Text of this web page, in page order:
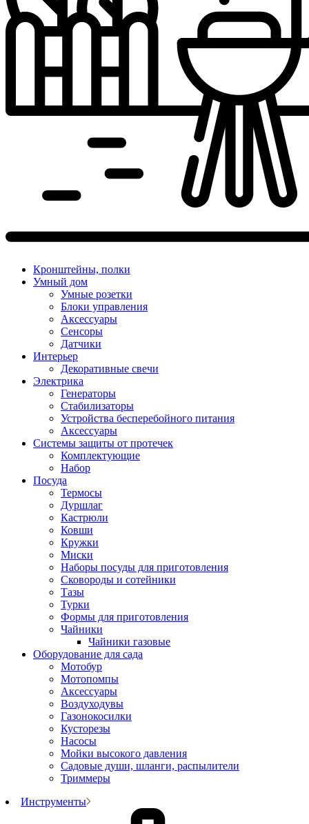
Кронштейны, полки
Умный дом
Умные розетки
Блоки управления
Аксессуары
Сенсоры
Датчики
Интерьер
Декоративные свечи
Электрика
Генераторы
Стабилизаторы
Устройства бесперебойного питания
Аксессуары
Системы защиты от протечек
Комплектующие
Набор
Посуда
Термосы
Дуршлаг
Кастрюли
Ковши
Кружки
Миски
Наборы посуды для приготовления
Сковороды и сотейники
Тазы
Турки
Формы для приготовления
Чайники
Чайники газовые
Оборудование для сада
Мотобур
Мотопомпы
Аксессуары
Воздуходувы
Газонокосилки
Кусторезы
Насосы
Мойки высокого давления
Садовые души, шланги, распылители
Триммеры
Инструменты